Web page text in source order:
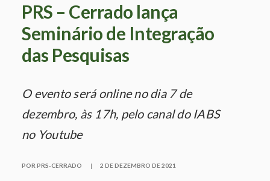
PRS – Cerrado lança
Seminário de Integração
das Pesquisas
O evento será online no dia 7 de
dezembro, às 17h, pelo canal do IABS
no Youtube
POR PRS-CERRADO | 2 DE DEZEMBRO DE 2021